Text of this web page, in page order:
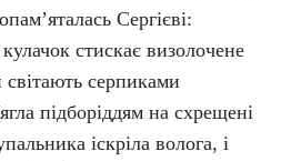
Сергієві:
стискає визолочене
серпиками
підборіддям на схрещені
іскріла волога, і